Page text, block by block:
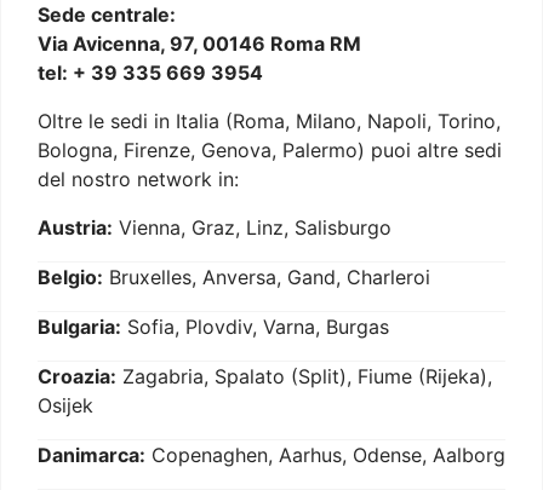
Sede centrale:
Via Avicenna, 97, 00146 Roma RM
tel: + 39 335 669 3954
Oltre le sedi in Italia (Roma, Milano, Napoli, Torino,
Bologna, Firenze, Genova, Palermo) puoi altre sedi
del nostro network in:
Austria: Vienna, Graz, Linz, Salisburgo
Belgio: Bruxelles, Anversa, Gand, Charleroi
Bulgaria: Sofia, Plovdiv, Varna, Burgas
Croazia: Zagabria, Spalato (Split), Fiume (Rijeka),
Osijek
Danimarca: Copenaghen, Aarhus, Odense, Aalborg